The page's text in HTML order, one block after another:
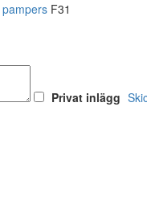
pampers F31
Privat inlägg